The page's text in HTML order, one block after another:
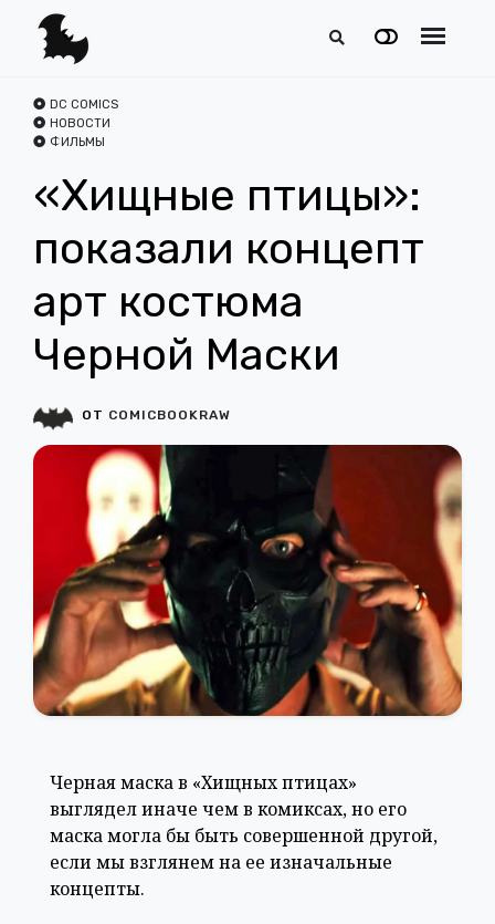
Черная маска в «Хищных птицах»
выглядел иначе чем в комиксах, но его
маска могла бы быть совершенной другой,
если мы взглянем на ее изначальные
концепты.
DC COMICS
НОВОСТИ
ФИЛЬМЫ
«Хищные птицы»:
показали концепт
арт костюма
Черной Маски
ОТ COMICBOOKRAW